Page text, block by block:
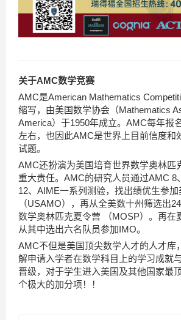
关于AMC数学竞赛
AMC是American Mathematics
缩写，由美国数学协会（Mathematics
America）于1950年成立。AMC每年报
左右，也因此AMC是世界上目前信度和
试题。
AMC还扮演为美国培育世界数学奥林匹
重大责任。AMC的研究人员通过AMC 8
12、AIME一系列测验，找出绩优生参
（USAMO），再从全美数十州筛选出
数学奥林匹克夏令营 （MOSP）。再在
从其中选出六名队员参加IMO。
AMC不但是美国顶尖数学人才的人才库
解申请入学者在数学科目上的学习成就
晋级，对于学生进入美国及其他国家最
个极大的加分项！！